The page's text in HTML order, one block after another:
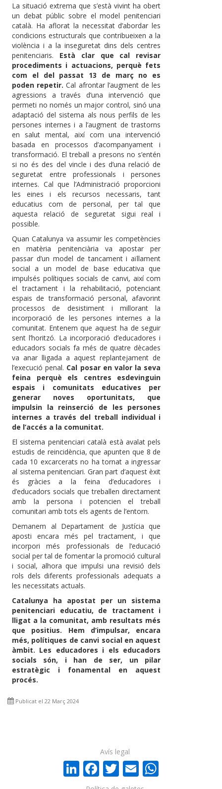
La situació extrema que s’està vivint ha obert
un debat públic sobre el model penitenciari
català. Ha aflorat la necessitat d’abordar les
condicions estructurals que contribueixen a la
violència i a la inseguretat dins dels centres
penitenciaris. Està clar que cal revisar
procediments i actuacions, perquè fets
com el del passat 13 de març no es
poden repetir. Cal afrontar l’augment de les
agressions a través d’una intervenció que
permeti no només un major control, sinó una
adaptació del sistema als nous perfils de les
persones internes i a l’augment de trastorns
en salut mental, així com una intervenció
basada en processos d’acompanyament i
transformació. El treball a presons no s’entén
si no és des del vincle i des d’una relació de
seguretat entre professionals i persones
internes. Cal que l’Administració proporcioni
les eines i els recursos necessaris, tant
educatius com de personal, per tal que
aquesta relació de seguretat sigui real i
possible.
Quan Catalunya va assumir les competències
en matèria penitenciària va apostar per
passar d’un model de tancament i aïllament
social a un model de base educativa que
impulsés polítiques socials de canvi, així com
el tractament i la rehabilitació, potenciant
espais de transformació personal, afavorint
processos de desistiment i millorant la
incorporació de les persones internes a la
comunitat. Entenem que aquest ha de seguir
sent l’horitzó. La incorporació d’educadores i
educadors socials fa més de quatre dècades
va anar lligada a aquest replantejament de
l’execució penal. Cal posar en valor la seva
feina perquè els centres esdevinguin
espais i comunitats educatives per
generar noves oportunitats, que
impulsin la reinserció de les persones
internes a través del treball individual i
de l’accés a la comunitat.
El sistema penitenciari català està avalat pels
estudis de reincidència, que apunten que 8 de
cada 10 excarcerats no ha tornat a ingressar
al sistema penitenciari. Gran part d’aquest èxit
és gràcies a la feina d’educadores i
d’educadors socials que treballen directament
amb la persona i potencien el treball
comunitari amb tots els agents de l’entorn.
Demanem al Departament de Justícia que
aposti encara més pel tractament, i que
incorpori més professionals de l’educació
social per tal de fomentar la promoció cultural
i social, alhora que impulsi una revisió dels
rols dels diferents professionals adequats a
les necessitats actuals.
Catalunya ha apostat per un sistema
penitenciari educatiu, de tractament i
lligat a la comunitat, amb resultats més
que positius. Hem d’impulsar, encara
més, polítiques de canvi social en aquest
àmbit. Les educadores i els educadors
socials són, i han de ser, un pilar
estratègic i fonamental en aquest
procés.
Publicat el 22 Març 2024
LinkedIn
Facebook
Twitter
Email
Avís legal